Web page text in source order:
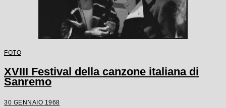
FOTO
XVIII Festival della canzone italiana di
Sanremo
30 GENNAIO 1968